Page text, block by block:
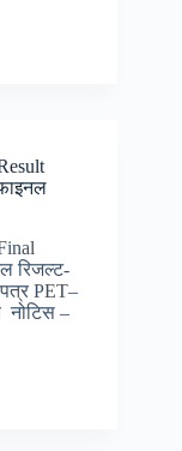
रिजल्ट-
PET–
नोटिस –